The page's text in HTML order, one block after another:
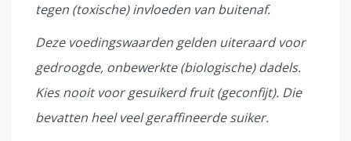
tegen (toxische) invloeden van buitenaf.
Deze voedingswaarden gelden uiteraard voor
gedroogde, onbewerkte (biologische) dadels.
Kies nooit voor gesuikerd fruit (geconfijt). Die
bevatten heel veel geraffineerde suiker.